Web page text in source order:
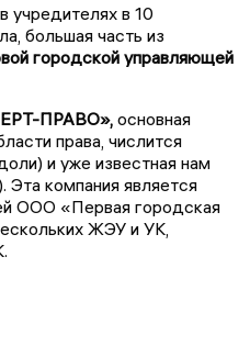
учредителях в 10
большая часть из
городской управляющей
ПРАВО», основная
права, числится
и уже известная нам
Эта компания является
ООО «Первая городская
ЖЭУ и УК,